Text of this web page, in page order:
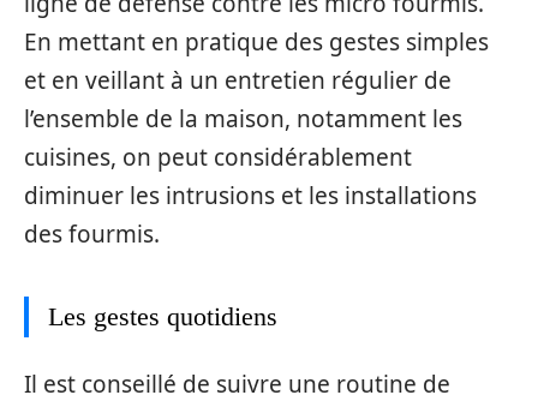
En mettant en pratique des gestes simples
et en veillant à un entretien régulier de
l’ensemble de la maison, notamment les
cuisines, on peut considérablement
diminuer les intrusions et les installations
des fourmis.
Les gestes quotidiens
Il est conseillé de suivre une routine de